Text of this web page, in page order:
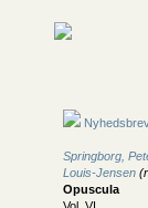
Springborg,
Louis-Jensen
Opuscula